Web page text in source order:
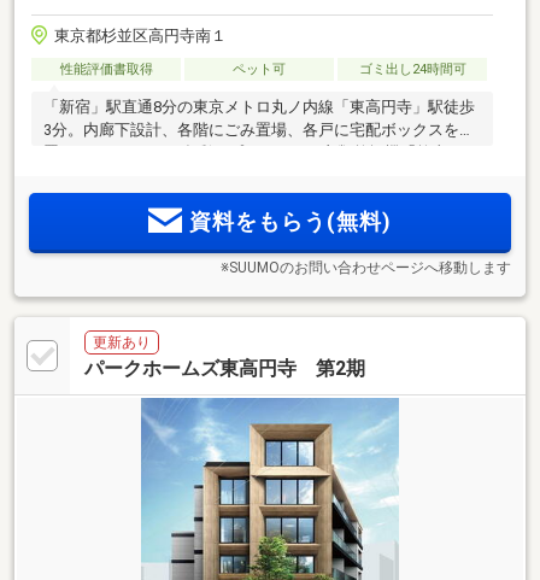
東京都杉並区高円寺南１
性能評価書取得 ペット可 ゴミ出し24時間可
「新宿」駅直通8分の東京メトロ丸ノ内線「東高円寺」駅徒歩
3分。内廊下設計、各階にごみ置場、各戸に宅配ボックスを設
置。1LDK～3LDKの多彩なプラン。ガス衣類乾燥機「乾太く
あふれる街が生活圏。
資料をもらう(無料)
※SUUMOのお問い合わせページへ移動します
更新あり
パークホームズ東高円寺 第2期